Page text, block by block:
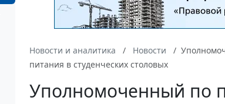
Новости и аналитика Новости
питания в студенческих столовых
Уполномоченный по